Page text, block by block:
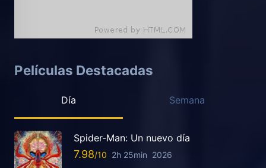
Películas Destacadas
Día Semana
Spider-Man: Un nuevo día
7.98 2h 25min 2026